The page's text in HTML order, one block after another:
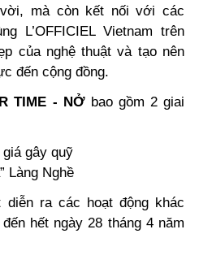
mà còn kết nối với các
L’OFFICIEL Vietnam trên
của nghệ thuật và tạo nên
đến cộng đồng.
TIME - NỞ bao gồm 2 giai
gây quỹ
Làng Nghề
ra các hoạt động khác
hết ngày 28 tháng 4 năm